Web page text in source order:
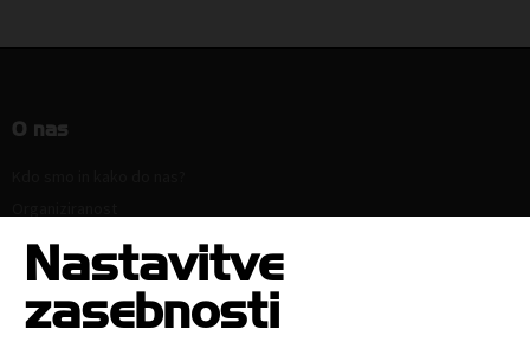
O nas
Strokovne komisije in sekcije
Poslanstvo, vrednote, vizija
Principi in področja delovanja
Nastavitve
zasebnosti